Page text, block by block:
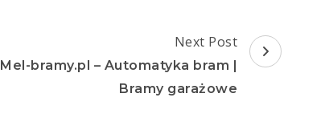
Next Post
Mel-bramy.pl – Automatyka bram |
Bramy garażowe